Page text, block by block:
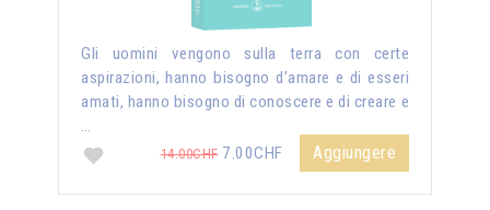
Gli uomini vengono sulla terra con certe
aspirazioni, hanno bisogno d’amare e di esseri
amati, hanno bisogno di conoscere e di creare e
…
14.00CHF7.00CHF Aggiungere